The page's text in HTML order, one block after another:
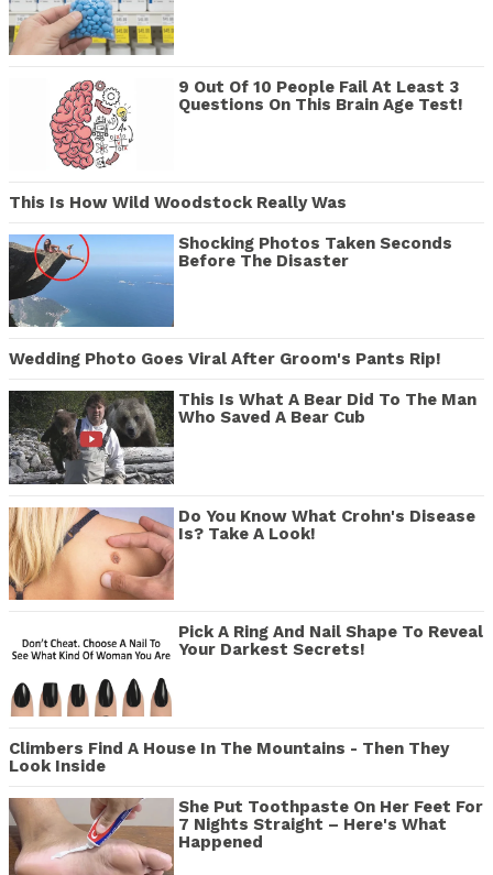
9 Out Of 10 People Fail At Least 3
Questions On This Brain Age Test!
This Is How Wild Woodstock Really Was
Shocking Photos Taken Seconds
Before The Disaster
Wedding Photo Goes Viral After Groom's Pants Rip!
This Is What A Bear Did To The Man
Who Saved A Bear Cub
Do You Know What Crohn's Disease
Is? Take A Look!
Pick A Ring And Nail Shape To Reveal
Your Darkest Secrets!
Climbers Find A House In The Mountains - Then They
Look Inside
She Put Toothpaste On Her Feet For
7 Nights Straight – Here's What
Happened